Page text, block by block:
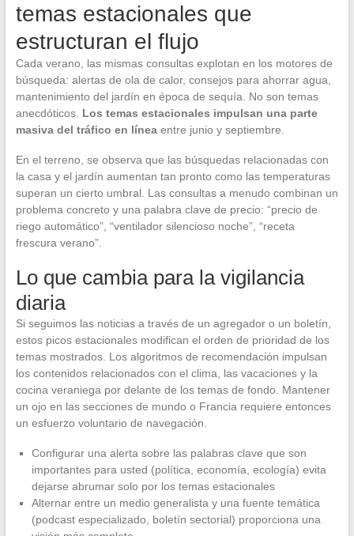
temas estacionales que
estructuran el flujo
Cada verano, las mismas consultas explotan en los motores de
búsqueda: alertas de ola de calor, consejos para ahorrar agua,
mantenimiento del jardín en época de sequía. No son temas
anecdóticos. Los temas estacionales impulsan una parte
masiva del tráfico en líneaentre junio y septiembre.
En el terreno, se observa que las búsquedas relacionadas con
la casa y el jardín aumentan tan pronto como las temperaturas
superan un cierto umbral. Las consultas a menudo combinan un
problema concreto y una palabra clave de precio: “precio de
riego automático”, “ventilador silencioso noche”, “receta
frescura verano”.
Lo que cambia para la vigilancia
diaria
Si seguimos las noticias a través de un agregador o un boletín,
estos picos estacionales modifican el orden de prioridad de los
temas mostrados. Los algoritmos de recomendación impulsan
los contenidos relacionados con el clima, las vacaciones y la
cocina veraniega por delante de los temas de fondo. Mantener
un ojo en las secciones de mundo o Francia requiere entonces
un esfuerzo voluntario de navegación.
Configurar una alerta sobre las palabras clave que son
importantes para usted (política, economía, ecología) evita
dejarse abrumar solo por los temas estacionales
Alternar entre un medio generalista y una fuente temática
(podcast especializado, boletín sectorial) proporciona una